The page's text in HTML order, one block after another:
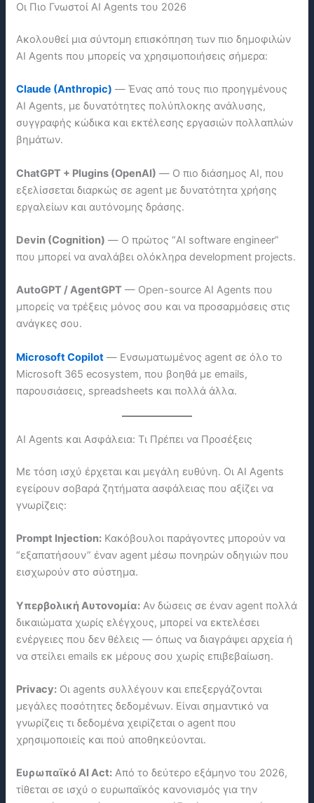
Οι Πιο Γνωστοί AI Agents του 2026
Ακολουθεί μια σύντομη επισκόπηση των πιο δημοφιλών
AI Agents που μπορείς να χρησιμοποιήσεις σήμερα:
Claude (Anthropic) — Ένας από τους πιο προηγμένους
AI Agents, με δυνατότητες πολύπλοκης ανάλυσης,
συγγραφής κώδικα και εκτέλεσης εργασιών πολλαπλών
βημάτων.
ChatGPT + Plugins (OpenAI) — Ο πιο διάσημος AI, που
εξελίσσεται διαρκώς σε agent με δυνατότητα χρήσης
εργαλείων και αυτόνομης δράσης.
Devin (Cognition) — Ο πρώτος “AI software engineer”
που μπορεί να αναλάβει ολόκληρα development projects.
AutoGPT / AgentGPT — Open-source AI Agents που
μπορείς να τρέξεις μόνος σου και να προσαρμόσεις στις
ανάγκες σου.
Microsoft Copilot — Ενσωματωμένος agent σε όλο το
Microsoft 365 ecosystem, που βοηθά με emails,
παρουσιάσεις, spreadsheets και πολλά άλλα.
AI Agents και Ασφάλεια: Τι Πρέπει να Προσέξεις
Με τόση ισχύ έρχεται και μεγάλη ευθύνη. Οι AI Agents
εγείρουν σοβαρά ζητήματα ασφάλειας που αξίζει να
γνωρίζεις:
Prompt Injection: Κακόβουλοι παράγοντες μπορούν να
“εξαπατήσουν” έναν agent μέσω πονηρών οδηγιών που
εισχωρούν στο σύστημα.
Υπερβολική Αυτονομία: Αν δώσεις σε έναν agent πολλά
δικαιώματα χωρίς ελέγχους, μπορεί να εκτελέσει
ενέργειες που δεν θέλεις — όπως να διαγράψει αρχεία ή
να στείλει emails εκ μέρους σου χωρίς επιβεβαίωση.
Privacy: Οι agents συλλέγουν και επεξεργάζονται
μεγάλες ποσότητες δεδομένων. Είναι σημαντικό να
γνωρίζεις τι δεδομένα χειρίζεται ο agent που
χρησιμοποιείς και πού αποθηκεύονται.
Ευρωπαϊκό AI Act: Από το δεύτερο εξάμηνο του 2026,
τίθεται σε ισχύ ο ευρωπαϊκός κανονισμός για την